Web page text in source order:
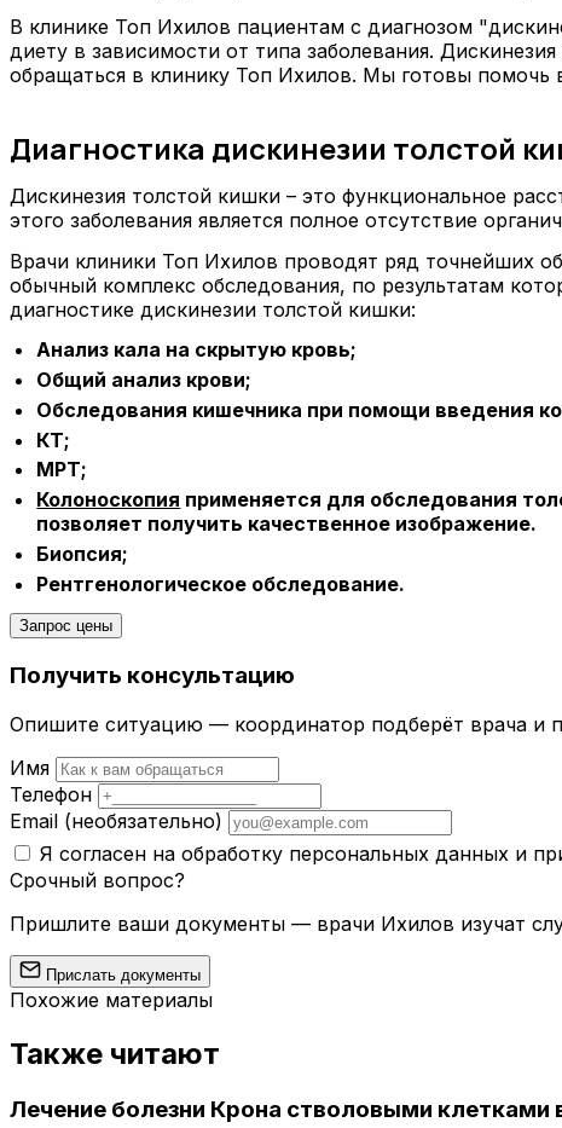
В клинике Топ Ихилов пациентам с диагнозом
диету в зависимости от типа заболевания.
обращаться в клинику Топ Ихилов. Мы готовы помочь
Диагностика дискинезии толстой
Дискинезия толстой кишки – это функциональное
этого заболевания является полное отсутствие
Врачи клиники Топ Ихилов проводят ряд точнейших
обычный комплекс обследования, по результатам
диагностике дискинезии толстой кишки:
Анализ кала на скрытую кровь;
Общий анализ крови;
Обследования кишечника при помощи введения
КТ;
МРТ;
Колоноскопия применяется для обследования
позволяет получить качественное изображение.
Биопсия;
Рентгенологическое обследование.
Запрос цены
Получить консультацию
Опишите ситуацию — координатор подберёт врача и
Имя
Телефон
Email (необязательно)
Я согласен на обработку персональных данных и
Срочный вопрос?
Пришлите ваши документы — врачи Ихилов изучат
Прислать документы
Похожие материалы
Также читают
Лечение болезни Крона стволовыми клетками